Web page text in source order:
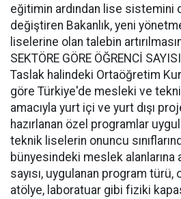
eğitimin ardından lise sistemini
değiştiren Bakanlık, yeni
liselerine olan talebin
SEKTÖRE GÖRE ÖĞRENCİ
Taslak halindeki Ortaöğretim
göre Türkiye'de mesleki ve
amacıyla yurt içi ve yurt dışı
hazırlanan özel programlar
teknik liselerin onuncu
bünyesindeki meslek alanlarına
sayısı, uygulanan program türü,
atölye, laboratuar gibi fiziki